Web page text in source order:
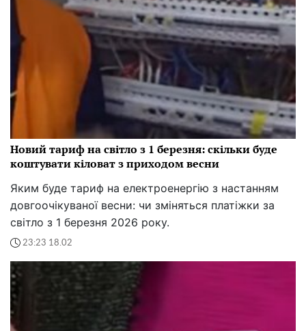
Новий тариф на світло з 1 березня: скільки буде
коштувати кіловат з приходом весни
Яким буде тариф на електроенергію з настанням
довгоочікуваної весни: чи зміняться платіжки за
світло з 1 березня 2026 року.
23:23 18.02